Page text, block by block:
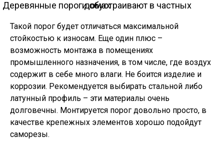
Деревянные пороги обустраивают в частных домах
Такой порог будет отличаться максимальной
стойкостью к износам. Еще один плюс –
возможность монтажа в помещениях
промышленного назначения, в том числе, где воздух
содержит в себе много влаги. Не боится изделие и
коррозии. Рекомендуется выбирать стальной либо
латунный профиль – эти материалы очень
долговечны. Монтируется порог довольно просто, в
качестве крепежных элементов хорошо подойдут
саморезы.